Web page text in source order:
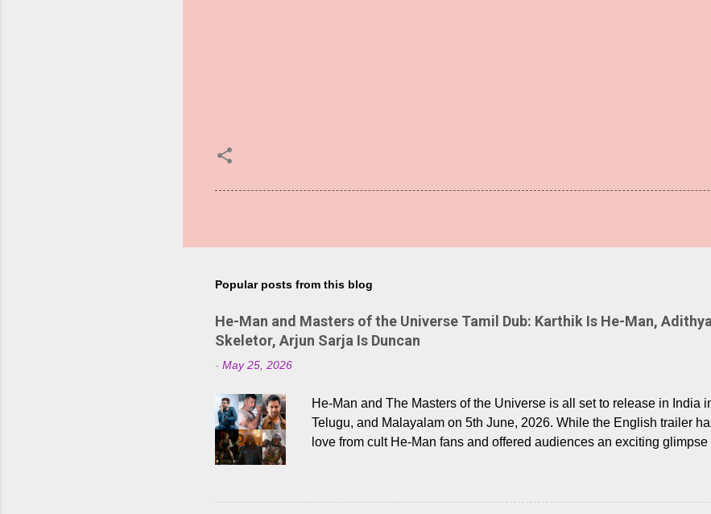
Popular posts from this blog
He-Man and Masters of the Universe Tamil Dub: Karthik Is He-Man,
Skeletor, Arjun Sarja Is Duncan
- May 25, 2026
He-Man and The Masters of the Universe is all set to release in India
Telugu, and Malayalam on 5th June, 2026. While the English trailer
love from cult He-Man fans and offered audiences an exciting glimpse
Adding to the growing buzz is the film’s powerful Tamil voice cast led
singer Karthik, who lends his voice to the iconic superhero He-Man.